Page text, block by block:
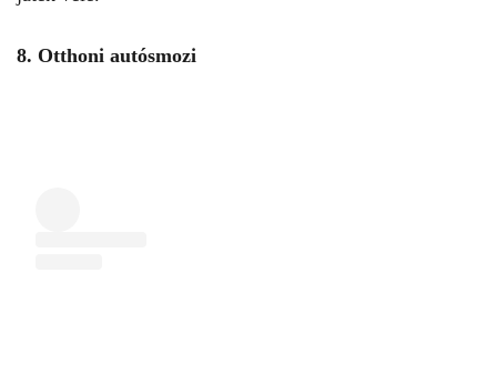
8. Otthoni autósmozi